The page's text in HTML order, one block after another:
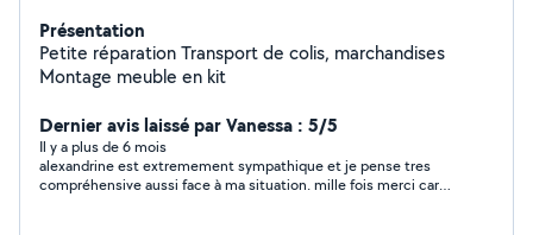
Présentation
Petite réparation Transport de colis, marchandises
Montage meuble en kit
Dernier avis laissé par Vanessa : 5/5
Il y a plus de 6 mois
alexandrine est extremement sympathique et je pense tres
compréhensive aussi face à ma situation. mille fois merci car